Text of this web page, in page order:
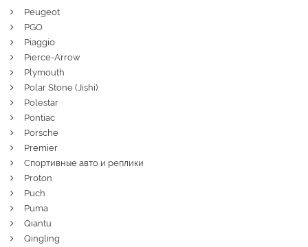
Peugeot
PGO
Piaggio
Pierce-Arrow
Plymouth
Polar Stone (Jishi)
Polestar
Pontiac
Porsche
Premier
Спортивные авто и реплики
Proton
Puch
Puma
Qiantu
Qingling